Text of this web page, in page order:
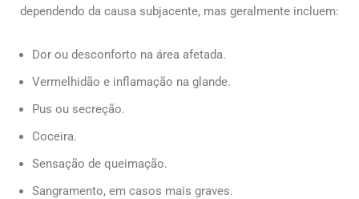
dependendo da causa subjacente, mas geralmente incluem:
Dor ou desconforto na área afetada.
Vermelhidão e inflamação na glande.
Pus ou secreção.
Coceira.
Sensação de queimação.
Sangramento, em casos mais graves.